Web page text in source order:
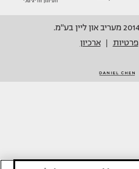
פרטיות ארכיון